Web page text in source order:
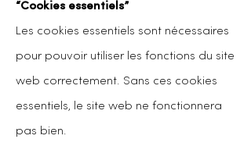
“Cookies essentiels”
Les cookies essentiels sont nécessaires
pour pouvoir utiliser les fonctions du site
web correctement. Sans ces cookies
essentiels, le site web ne fonctionnera
pas bien.